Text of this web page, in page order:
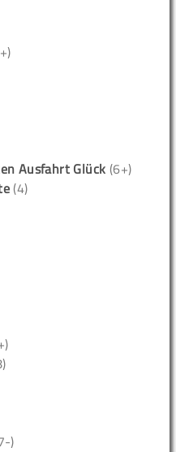
Ausfahrt Glück (6+)
(4)
)